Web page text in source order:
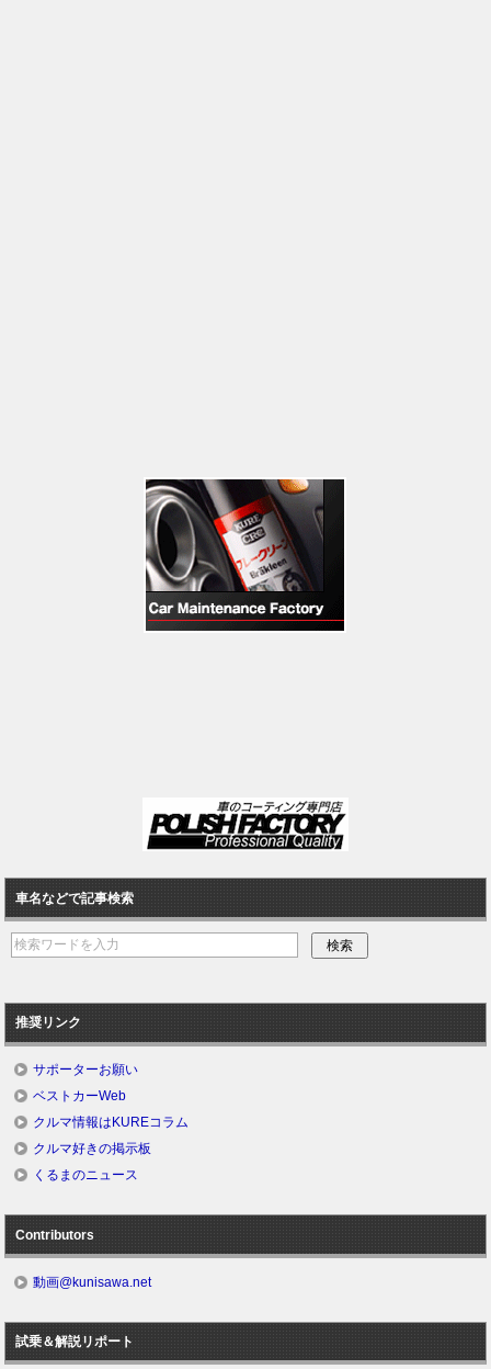
車名などで記事検索
推奨リンク
サポーターお願い
ベストカーWeb
クルマ情報はKUREコラム
クルマ好きの掲示板
くるまのニュース
Contributors
動画@kunisawa.net
試乗＆解説リポート